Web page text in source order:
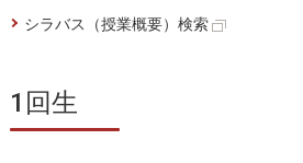
シラバス（授業概要）検索
1回生